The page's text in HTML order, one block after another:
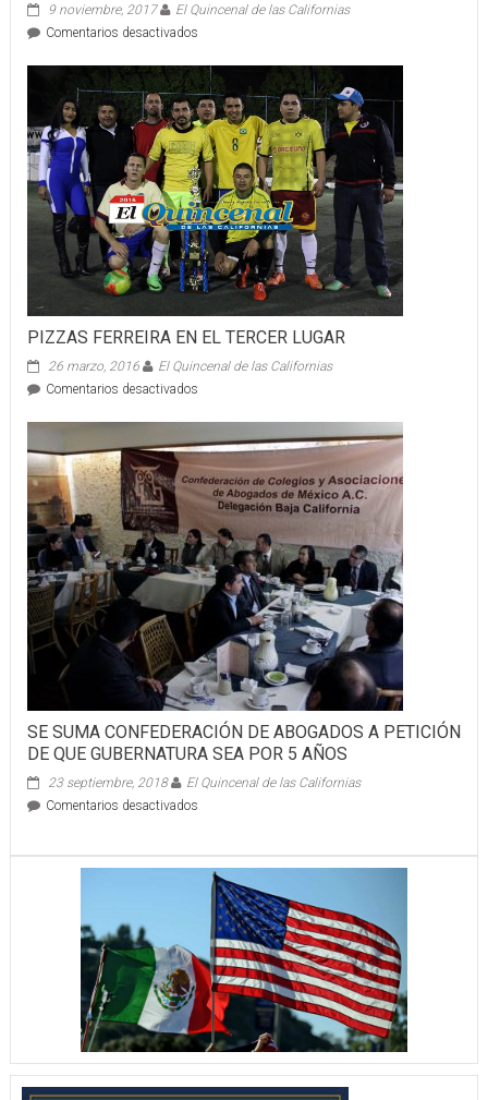
9 noviembre, 2017
El Quincenal de las Californias
Comentarios desactivadosen
FUE
MUCHA
PIEZA
PARA
LAS
AMARELAS
PIZZAS FERREIRA EN EL TERCER LUGAR
26 marzo, 2016
El Quincenal de las Californias
Comentarios desactivadosen
EN
EL
TERCER
LUGAR
SE SUMA CONFEDERACIÓN DE ABOGADOS A PETICIÓN
DE QUE GUBERNATURA SEA POR 5 AÑOS
23 septiembre, 2018
El Quincenal de las Californias
Comentarios desactivadosen
DE
ABOGADOS
PETICIÓN
DE
QUE
GUBERNATURA
SEA
POR
5
AÑOS